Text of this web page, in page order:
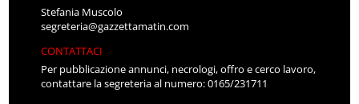
Stefania Muscolo
segreteria@gazzettamatin.com
CONTATTACI
Per pubblicazione annunci, necrologi, offro e cerco lavoro,
contattare la segreteria al numero: 0165/231711